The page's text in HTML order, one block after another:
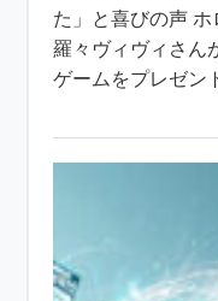
た」と喜びの声
羅々ヴィヴィさん
ゲームをプレゼン